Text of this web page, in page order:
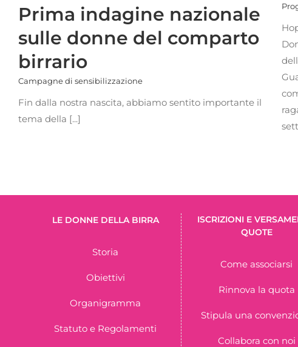
Prima indagine nazionale
sulle donne del comparto
birrario
Campagne di sensibilizzazione
Fin dalla nostra nascita, abbiamo sentito importante il
tema della [...]
LE DONNE DELLA BIRRA
Storia
Obiettivi
Organigramma
Statuto e Regolamenti
ISCRIZIONI E
QUOTE
Come associarsi
Rinnova la quota
Stipula una
Collabora con noi